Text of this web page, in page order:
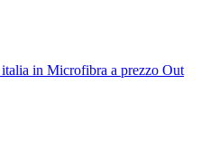
in Microfibra a prezzo Out